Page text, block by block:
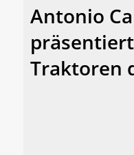
Antonio
Traktoren